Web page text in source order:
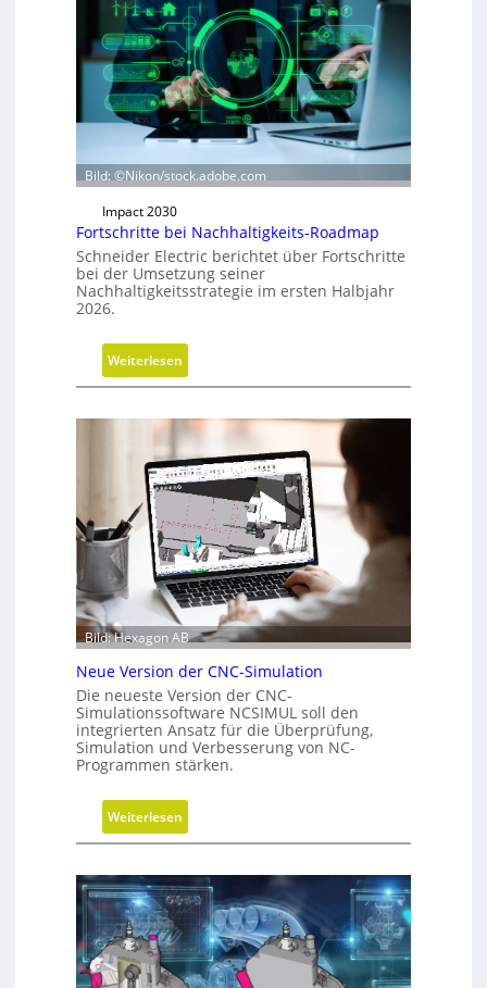
u
s
r
i
c
h
u
d
e
r
c
ä
f
t
s
ü
h
r
u
n
g
Bild: ©Nikon/stock.adobe.com
Impact 2030
Fortschritte bei Nachhaltigkeits-Roadmap
Schneider Electric berichtet über Fortschritte
bei der Umsetzung seiner
Nachhaltigkeitsstrategie im ersten Halbjahr
2026.
Weiterlesen:
F
s
c
h
r
t
t
e
e
i
N
a
c
h
a
t
i
g
k
e
Bild: Hexagon AB
Neue Version der CNC-Simulation
Die neueste Version der CNC-
Simulationssoftware NCSIMUL soll den
integrierten Ansatz für die Überprüfung,
Simulation und Verbesserung von NC-
Programmen stärken.
Weiterlesen:
N
u
e
V
e
r